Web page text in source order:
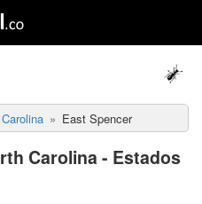
East Spencer
Carolina - Estados